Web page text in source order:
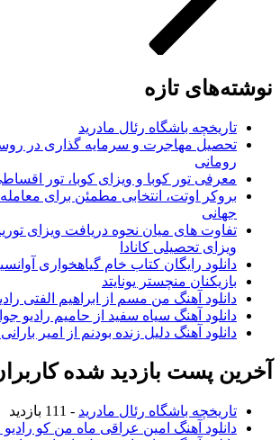
نوشته‌های تازه
تاریخچه باشگاه رئال مادرید
تحصیل مهاجرت و سرمایه گذاری در
رومانی
معرفی تور کوبا و ویزای کوبا، تور
بروکر اوتت، انتخابی مطمئن برای
جهانی
تفاوت های میان نحوه دریافت ویزای
ویزای تحصیلی کانادا
دانلود رایگان کتاب خام گیاهخواری
بازیکنان منچستر یونایتد
دانلود آهنگ من مسم از ابراهیم الفتی
دانلود آهنگ سیاه سفید از حامیم رادیو
دانلود آهنگ دلیل زنده بودنم از امیر
آخرین پست بازدید شده
تاریخچه باشگاه رئال مادرید - 111 بازدید
دانلود آهنگ امین عراقی ماه من کو